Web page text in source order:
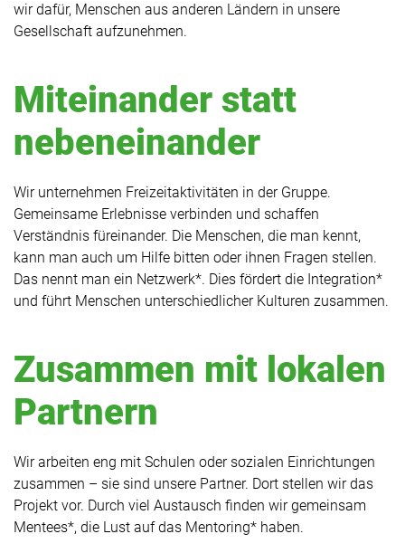
wir dafür, Menschen aus anderen Ländern in unsere
Gesellschaft aufzunehmen.
Miteinander statt
nebeneinander
Wir unternehmen Freizeitaktivitäten in der Gruppe.
Gemeinsame Erlebnisse verbinden und schaffen
Verständnis füreinander. Die Menschen, die man kennt,
kann man auch um Hilfe bitten oder ihnen Fragen stellen.
Das nennt man ein Netzwerk*. Dies fördert die Integration*
und führt Menschen unterschiedlicher Kulturen zusammen.
Zusammen mit lokalen
Partnern
Wir arbeiten eng mit Schulen oder sozialen Einrichtungen
zusammen – sie sind unsere Partner. Dort stellen wir das
Projekt vor. Durch viel Austausch finden wir gemeinsam
Mentees*, die Lust auf das Mentoring* haben.